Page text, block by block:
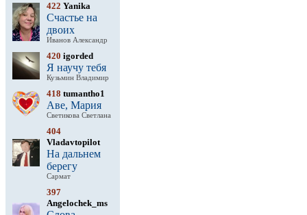
422 Yanika
Счастье на
двоих
Иванов Александр
420 igorded
Я научу тебя
Кузьмин Владимир
418 tumantho1
Аве, Мария
Светикова Светлана
404
Vladavtopilot
На дальнем
берегу
Сармат
397
Angelochek_ms